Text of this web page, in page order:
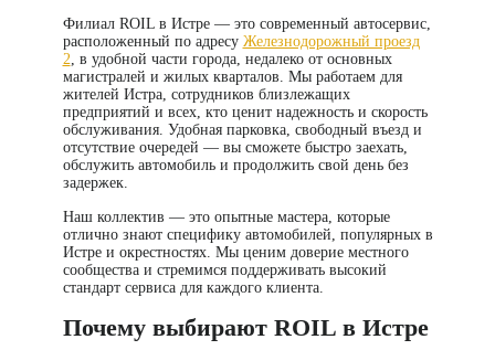
Филиал ROIL в Истре — это современный автосервис,
расположенный по адресу Железнодорожный проезд
2, в удобной части города, недалеко от основных
магистралей и жилых кварталов. Мы работаем для
жителей Истра, сотрудников близлежащих
предприятий и всех, кто ценит надежность и скорость
обслуживания. Удобная парковка, свободный въезд и
отсутствие очередей — вы сможете быстро заехать,
обслужить автомобиль и продолжить свой день без
задержек.
Наш коллектив — это опытные мастера, которые
отлично знают специфику автомобилей, популярных в
Истре и окрестностях. Мы ценим доверие местного
сообщества и стремимся поддерживать высокий
стандарт сервиса для каждого клиента.
Почему выбирают ROIL в Истре